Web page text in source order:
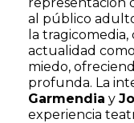
al público
la
actualidad
miedo,
profunda. La
Garmendia y
experiencia